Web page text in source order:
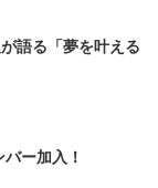
語る「夢を叶える
ー加入！